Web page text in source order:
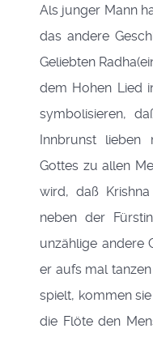
Als junger Mann
das andere
Geliebten
dem Hohen Lied
symbolisieren,
Innbrunst lieben
Gottes zu allen
wird, daß
neben der
unzählige andere
er aufs mal
spielt, kommen
die Flöte den